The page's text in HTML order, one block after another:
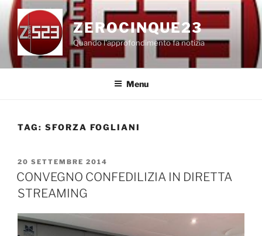
Salta
contenuto
ZEROCINQUE23
Quando l'approfondimento fa notizia
Menu
TAG: SFORZA FOGLIANI
PUBBLICATO
IL
20 SETTEMBRE 2014
CONVEGNO CONFEDILIZIA IN DIRETTA
STREAMING